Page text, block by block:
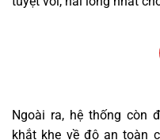
Ngoài ra, hệ thống còn
khắt khe về độ an toàn